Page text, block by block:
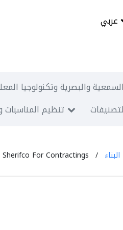
والبصرية وتكنولوجيا
تنظيم المناسبات
Sherifco For Contractings